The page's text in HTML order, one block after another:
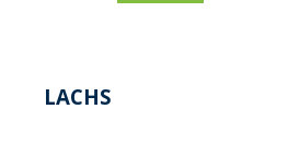
LACHS